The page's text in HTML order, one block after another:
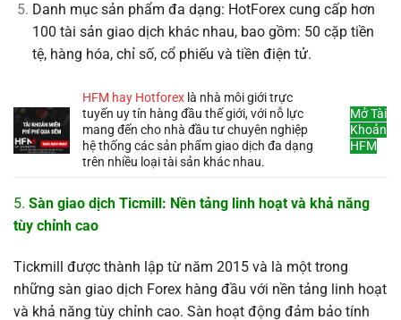
Danh mục sản phẩm đa dạng: HotForex cung cấp hơn
100 tài sản giao dịch khác nhau, bao gồm: 50 cặp tiền
tệ, hàng hóa, chỉ số, cổ phiếu và tiền điện tử.
HFM hay Hotforex là nhà môi giới trực
tuyến uy tín hàng đầu thế giới, với nỗ lực
mang đến cho nhà đầu tư chuyên nghiệp
hệ thống các sản phẩm giao dịch đa dạng
trên nhiều loại tài sản khác nhau.
Mở Tài
Khoản
HFM
5. Sàn giao dịch Ticmill: Nền tảng linh hoạt và khả năng
tùy chỉnh cao
Tickmill được thành lập từ năm 2015 và là một trong
những sàn giao dịch Forex hàng đầu với nền tảng linh hoạt
và khả năng tùy chỉnh cao. Sàn hoạt động đảm bảo tính